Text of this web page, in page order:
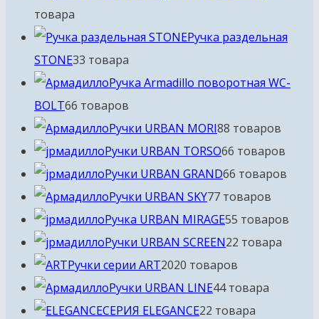
товара
Ручка раздельная
STONE33 товара
Ручка Armadillo поворотная WC-
BOLT66 товаров
Ручки URBAN MORI88 товаров
Ручки URBAN TORSO66 товаров
Ручки URBAN GRAND66 товаров
Ручки URBAN SKY77 товаров
Ручка URBAN MIRAGE55 товаров
Ручки URBAN SCREEN22 товара
Ручки серии ART2020 товаров
Ручки URBAN LINE44 товара
СЕРИЯ ELEGANCE22 товара